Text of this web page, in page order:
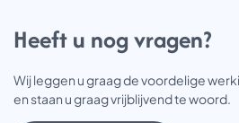
Heeft u nog vragen?
Wij leggen u graag de voordelige
en staan u graag vrijblijvend te woord.